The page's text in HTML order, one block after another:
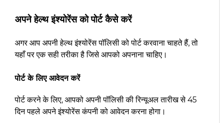
अपने हेल्थ इंश्योरेंस को पोर्ट कैसे करें
अगर आप अपनी हेल्थ इंश्योरेंस पॉलिसी को पोर्ट करवाना चाहते हैं, तो
यहाँ पर एक सही तरीका है जिसे आपको अपनाना चाहिए।
पोर्ट के लिए आवेदन करें
पोर्ट करने के लिए, आपको अपनी पॉलिसी की रिन्यूअल तारीख से 45
दिन पहले अपने इंश्योरेंस कंपनी को आवेदन करना होगा।